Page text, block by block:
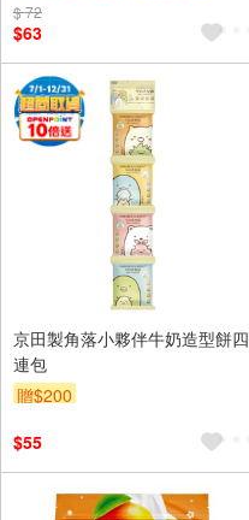
$ 72
$63
京田製角落小夥伴牛奶造型餅四
連包
贈$200
$55